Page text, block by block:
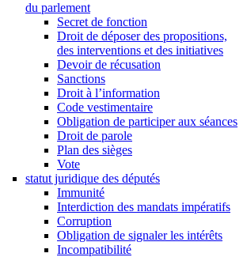
du parlement
Secret de fonction
Droit de déposer des propositions,
des interventions et des initiatives
Devoir de récusation
Sanctions
Droit à l’information
Code vestimentaire
Obligation de participer aux séances
Droit de parole
Plan des sièges
Vote
statut juridique des députés
Immunité
Interdiction des mandats impératifs
Corruption
Obligation de signaler les intérêts
Incompatibilité